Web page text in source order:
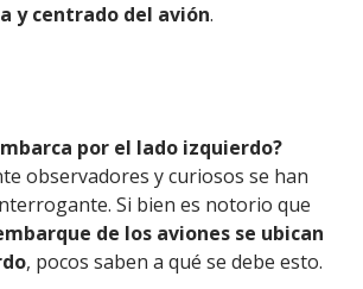
y centrado del avión.
por el lado izquierdo?
observadores y curiosos se han
Si bien es notorio que
de los aviones se ubican
, pocos saben a qué se debe esto.